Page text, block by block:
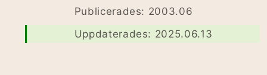
Publicerades: 2003.06
Uppdaterades: 2025.06.13